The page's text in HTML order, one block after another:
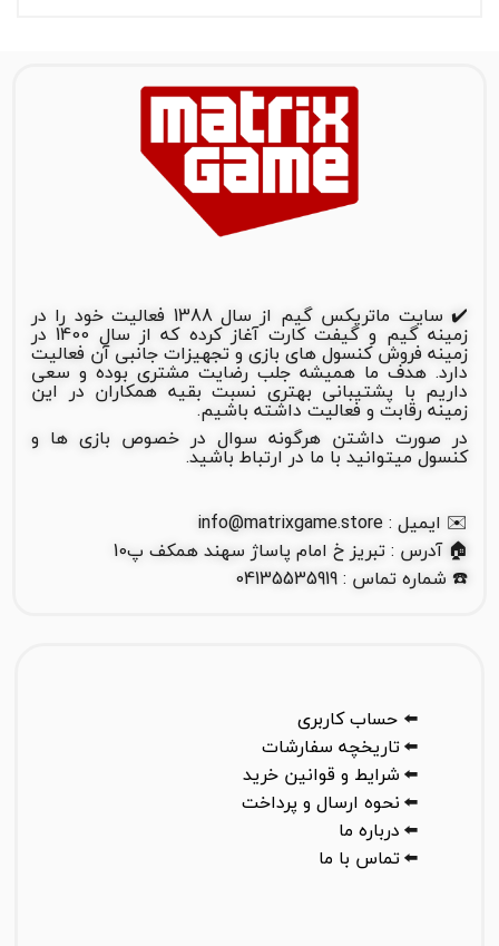
✔️ سایت ماتریکس گیم از سال 1388 فعالیت خود را در
زمینه گیم و گیفت کارت آغاز کرده که از سال 1400 در
زمینه فروش کنسول های بازی و تجهیزات جانبی آن فعالیت
دارد. هدف ما همیشه جلب رضایت مشتری بوده و سعی
داریم با پشتیبانی بهتری نسبت بقیه همکاران در این
زمینه رقابت و فعالیت داشته باشیم.
در صورت داشتن هرگونه سوال در خصوص بازی ها و
کنسول میتوانید با ما در ارتباط باشید.
✉️ ایمیل : info@matrixgame.store
🏠 آدرس : تبریز خ امام پاساژ سهند همکف پ10
☎️ شماره تماس : 04135535919
⬅️ حساب کاربری
⬅️تاریخچه سفارشات
⬅️شرایط و قوانین خرید
⬅️نحوه ارسال و پرداخت
⬅️درباره ما
⬅️تماس با ما